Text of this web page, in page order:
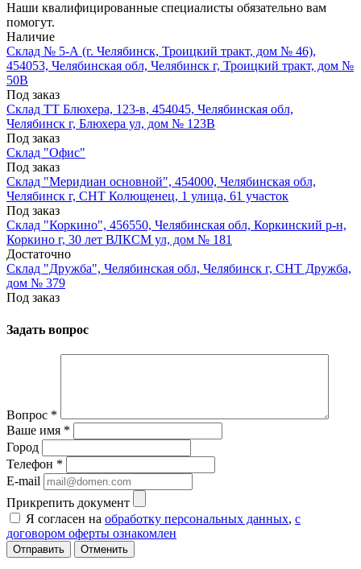
Наши квалифицированные специалисты обязательно вам
помогут.
Наличие
Склад № 5-А (г. Челябинск, Троицкий тракт, дом № 46),
454053, Челябинская обл, Челябинск г, Троицкий тракт, дом №
50В
Под заказ
Склад ТТ Блюхера, 123-в, 454045, Челябинская обл,
Челябинск г, Блюхера ул, дом № 123В
Под заказ
Склад "Офис"
Под заказ
Склад "Меридиан основной", 454000, Челябинская обл,
Челябинск г, СНТ Колющенец, 1 улица, 61 участок
Под заказ
Склад "Коркино", 456550, Челябинская обл, Коркинский р-н,
Коркино г, 30 лет ВЛКСМ ул, дом № 181
Достаточно
Склад "Дружба", Челябинская обл, Челябинск г, СНТ Дружба,
дом № 379
Под заказ
Задать вопрос
Вопрос *
Ваше имя *
Город
Телефон *
E-mail
Прикрепить документ
Я согласен на обработку персональных данных, с
договором оферты ознакомлен
Отменить